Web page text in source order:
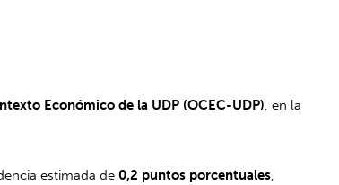
Económico de la UDP (OCEC-UDP), en la
estimada de0,2 puntos porcentuales,